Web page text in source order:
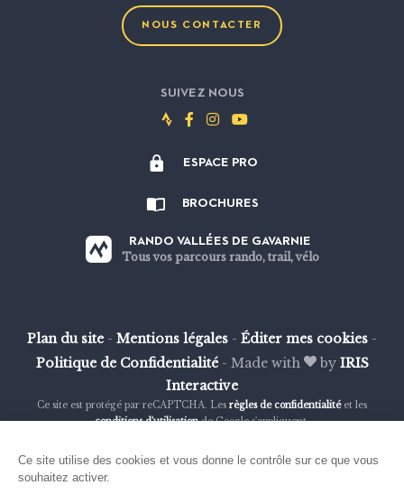
NOUS CONTACTER
SUIVEZ NOUS
Suivez-
Strava
Suivez-
Facebook
Suivez-
Instagram
Suivez-
Youtube
ESPACE PRO
BROCHURES
RANDO VALLÉES DE GAVARNIE
Tous vos parcours rando, trail, vélo
Plan du site - Mentions légales - Éditer mes cookies -
Politique de Confidentialité - Made with by IRIS
Interactive
Ce site est protégé par reCAPTCHA. Les règles de confidentialitéet les
conditions d'utilisationde Google s'appliquent.
Ce site utilise des cookies et vous donne le contrôle sur ce que vous
souhaitez activer.